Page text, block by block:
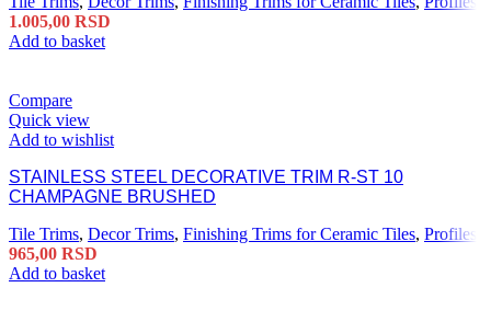
1.005,00 RSD
Add to basket
Compare
Quick view
Add to wishlist
STAINLESS STEEL DECORATIVE TRIM R-ST 10
CHAMPAGNE BRUSHED
Tile Trims, Decor Trims, Finishing Trims for Ceramic Tiles, Profiles
965,00 RSD
Add to basket